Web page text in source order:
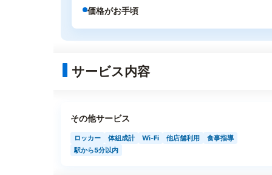
価格がお手頃
サービス内容
その他サービス
ロッカー 体組成計 Wi-Fi 他店舗利用
食事指導
駅から5分以内